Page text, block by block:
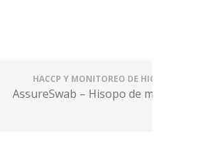
HACCP Y MONITOREO DE HIGIENE
AssureSwab – Hisopo de muestreo